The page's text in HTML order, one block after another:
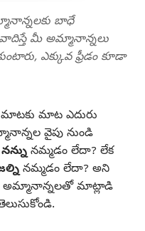
బాధే
వాదిస్తే మీ అమ్మానాన్నలు
ఎక్కువ ఫ్రీడం కూడా
మాట ఎదురు
వైపు నుండి
నన్నునమ్మడం లేదా? లేక
నమ్మడం లేదా? అని
అమ్మానాన్నలతో మాట్లాడి